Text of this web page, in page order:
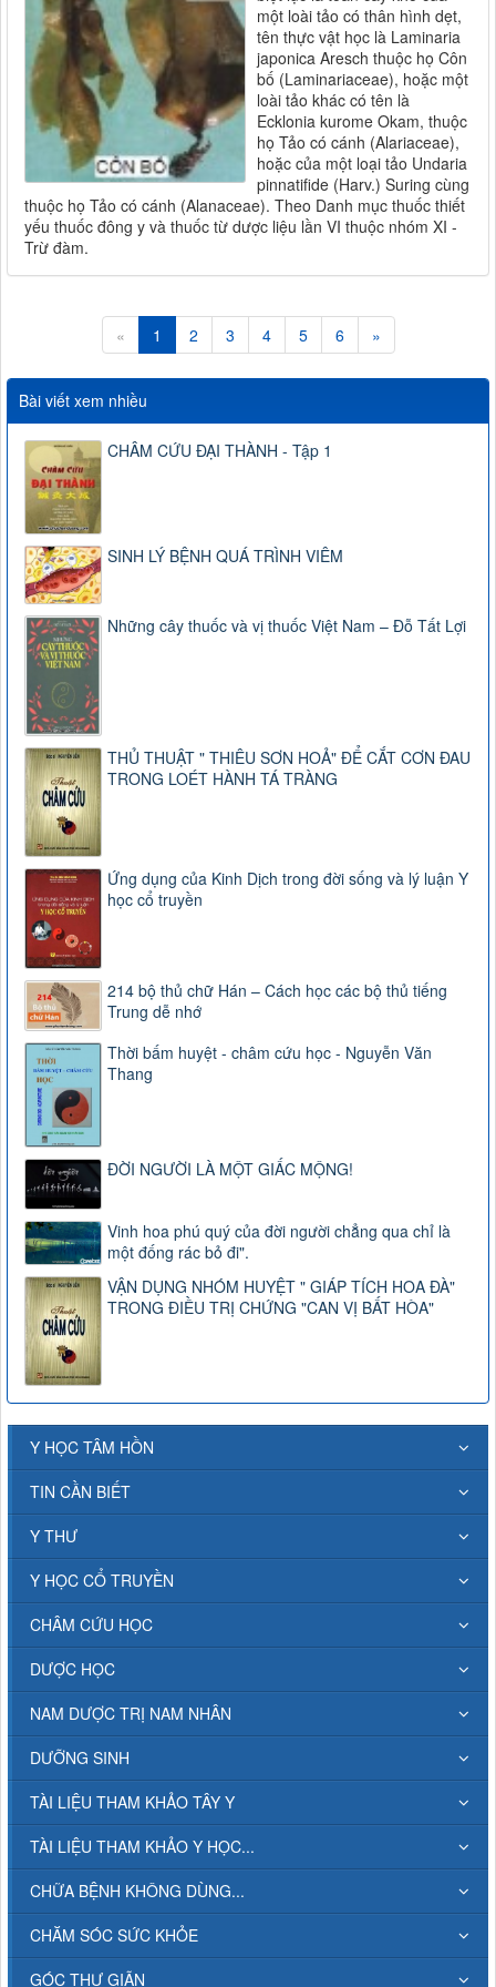
một loài tảo có thân hình dẹt,
tên thực vật học là Laminaria
japonica Aresch thuộc họ Côn
bố (Laminariaceae), hoặc một
loài tảo khác có tên là
Ecklonia kurome Okam, thuộc
họ Tảo có cánh (Alariaceae),
hoặc của một loại tảo Undaria
pinnatifide (Harv.) Suring cùng
thuộc họ Tảo có cánh (Alanaceae). Theo Danh mục thuốc thiết
yếu thuốc đông y và thuốc từ dược liệu lần VI thuộc nhóm XI -
Trừ đàm.
« 1 2 3 4 5 6 »
Bài viết xem nhiều
CHÂM CỨU ĐẠI THÀNH - Tập 1
SINH LÝ BỆNH QUÁ TRÌNH VIÊM
Những cây thuốc và vị thuốc Việt Nam – Đỗ Tất Lợi
THỦ THUẬT " THIÊU SƠN HOẢ" ĐỂ CẮT CƠN ĐAU
TRONG LOÉT HÀNH TÁ TRÀNG
Ứng dụng của Kinh Dịch trong đời sống và lý luận Y
học cổ truyền
214 bộ thủ chữ Hán – Cách học các bộ thủ tiếng
Trung dễ nhớ
Thời bấm huyệt - châm cứu học - Nguyễn Văn
Thang
ĐỜI NGƯỜI LÀ MỘT GIẤC MỘNG!
Vinh hoa phú quý của đời người chẳng qua chỉ là
một đống rác bỏ đi".
VẬN DỤNG NHÓM HUYỆT " GIÁP TÍCH HOA ĐÀ"
TRONG ĐIỀU TRỊ CHỨNG "CAN VỊ BẤT HÒA"
Y HỌC TÂM HỒN
TIN CẦN BIẾT
Y THƯ
Y HỌC CỔ TRUYỀN
CHÂM CỨU HỌC
DƯỢC HỌC
NAM DƯỢC TRỊ NAM NHÂN
DƯỠNG SINH
TÀI LIỆU THAM KHẢO TÂY Y
TÀI LIỆU THAM KHẢO Y HỌC...
CHỮA BỆNH KHÔNG DÙNG...
CHĂM SÓC SỨC KHỎE
GÓC THƯ GIÃN